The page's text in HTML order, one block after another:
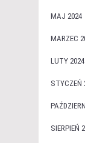
MAJ 2024
MARZEC
LUTY 2024
STYCZEŃ
SIERPIEŃ